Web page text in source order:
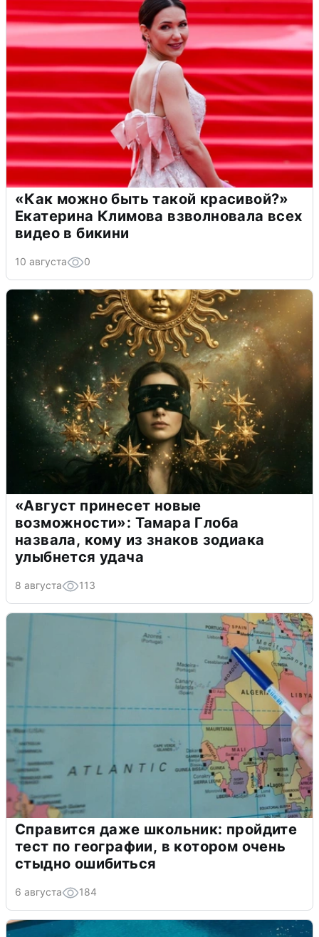
«Как можно быть такой красивой?»
Екатерина Климова взволновала всех
видео в бикини
10 августа 0
«Август принесет новые
возможности»: Тамара Глоба
назвала, кому из знаков зодиака
улыбнется удача
8 августа 113
Справится даже школьник: пройдите
тест по географии, в котором очень
стыдно ошибиться
6 августа 184